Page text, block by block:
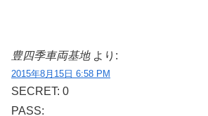
豊四季車両基地 より:
2015年8月15日 6:58 PM
SECRET: 0
PASS: